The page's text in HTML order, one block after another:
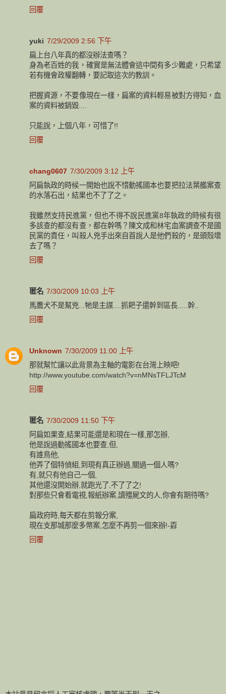
回覆
yuki 7/29/2009 2:56 下午
扁上台八年真的都沒辦法查嗎？
身為老百姓的我，確實是無法體會這中間有多少難處，只希望
若有機會政權翻轉，要記取這次的教訓。
把握資源，不要像現在一樣，扁案的資料輕易被對方得知，血
案的資料被銷毀....
只能說，上個八年，可惜了!!
回覆
chang0607 7/30/2009 3:12 上午
阿扁執政的時候一開始也說不惜動搖國本也要把拉法葉艦案查
的水落石出，結果也不了了之。
我雖然支持民進黨，但也不得不說民進黨8年執政的時候有很
多該查的都沒有查，都在幹嗎？陳文成和林宅血案調查不是國
民黨的責任，叫殺人兇手出來自首說人是他們殺的，是頭殼壞
去了嗎？
回覆
匿名 7/30/2009 10:03 上午
馬鷹犬不是幫兇...牠是主謀....抓耙子還幹到區長.....幹..
回覆
Unknown 7/30/2009 11:00 上午
那就幫忙讓以此背景為主軸的電影在台灣上映吧!
http://www.youtube.com/watch?v=nMNsTFLJTcM
回覆
匿名 7/30/2009 11:50 下午
阿扁如果查,結果可能還是和現在一樣,那怎辦,
他是說過動搖國本也要查,但,
有誰鳥他,
他弄了個特偵組,到現有真正辦過,關過一個人嗎?
有,就只有他自己一個,
其他還沒開始辦,就跑光了,不了了之!
對那些只會看電視,報紙辦案,讀殭屍文的人,你會有期待嗎?
扁政府時,每天都在剪報分案,
現在支那城那麼多幣案,怎麼不再剪一個來辦!-孬
回覆